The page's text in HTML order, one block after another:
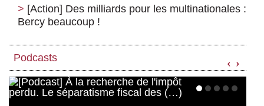
[Action] Des milliards pour les multinationales :
Bercy beaucoup !
Podcasts ‹ ›